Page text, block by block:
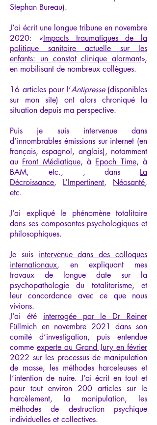
Stephan Bureau).
J’ai écrit une longue tribune en novembre
2020: «Impacts traumatiques de la
politique sanitaire actuelle sur les
enfants: un constat clinique alarmant»,
en mobilisant de nombreux collègues.
16 articles pour l’Antipresse(disponibles
sur mon site) ont alors chroniqué la
situation depuis ma perspective.
Puis je suis intervenue dans
d’innombrables émissions sur internet (en
français, espagnol, anglais), notamment
au Front Médiatique, à Epoch Time, à
BAM, etc., , dans La
Décroissance, L’Impertinent, Néosanté,
etc.
J’ai expliqué le phénomène totalitaire
dans ses composantes psychologiques et
philosophiques.
Je suis intervenue dans des colloques
internationaux, en expliquant mes
travaux de longue date sur la
psychopathologie du totalitarisme, et
leur concordance avec ce que nous
vivions.
J’ai été interrogée par le Dr Reiner
Füllmich en novembre 2021 dans son
comité d’investigation, puis entendue
comme experte au Grand Jury en février
2022 sur les processus de manipulation
de masse, les méthodes harceleuses et
l’intention de nuire. J’ai écrit en tout et
pour tout environ 200 articles sur le
harcèlement, la manipulation, les
méthodes de destruction psychique
individuelles et collectives.